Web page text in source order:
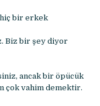
bir erkek
Biz bir şey diyor
ancak bir öpücük
çok vahim demektir.